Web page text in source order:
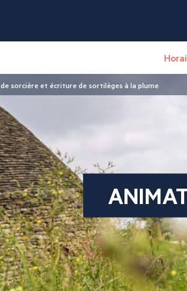
sorcière et écriture de sortilèges à la plume